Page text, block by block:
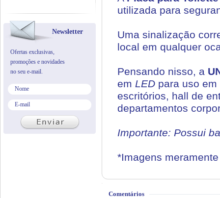
utilizada para
Uma sinalização
local em qualquer
Pensando nisso, a
em LED para uso
escritórios, hall de
departamentos
Importante: Possui
*Imagens
Comentários
Newsletter
Ofertas exclusivas,
promoções e novidades
no seu e-mail.